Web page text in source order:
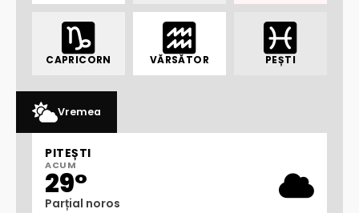
CAPRICORN VĂRSĂTOR PEȘTI
Vremea
PITEȘTI
ACUM
29°
Parțial noros